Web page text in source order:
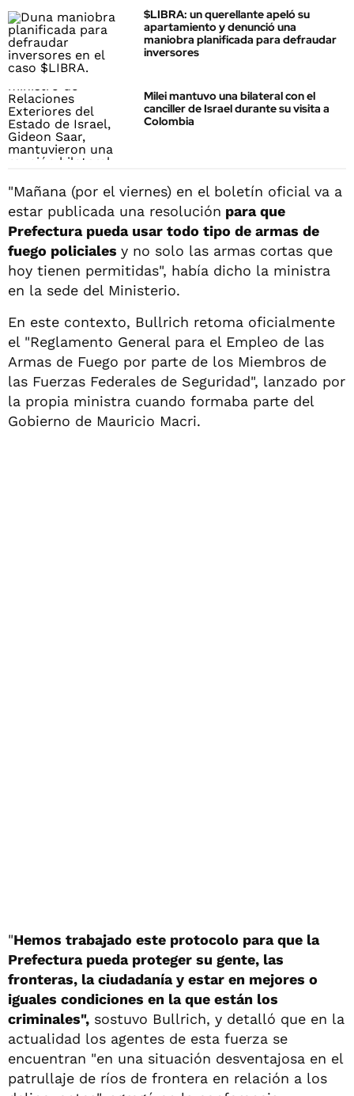
$LIBRA: un querellante apeló su
apartamiento y denunció una
maniobra planificada para defraudar
inversores
Milei mantuvo una bilateral con el
canciller de Israel durante su visita a
Colombia
"Mañana (por el viernes) en el boletín oficial va a
estar publicada una resolución para que
Prefectura pueda usar todo tipo de armas de
fuego policiales y no solo las armas cortas que
hoy tienen permitidas", había dicho la ministra
en la sede del Ministerio.
En este contexto, Bullrich retoma oficialmente
el "Reglamento General para el Empleo de las
Armas de Fuego por parte de los Miembros de
las Fuerzas Federales de Seguridad", lanzado por
la propia ministra cuando formaba parte del
Gobierno de Mauricio Macri.
"Hemos trabajado este protocolo para que la
Prefectura pueda proteger su gente, las
fronteras, la ciudadanía y estar en mejores o
iguales condiciones en la que están los
criminales", sostuvo Bullrich, y detalló que en la
actualidad los agentes de esta fuerza se
encuentran "en una situación desventajosa en el
patrullaje de ríos de frontera en relación a los